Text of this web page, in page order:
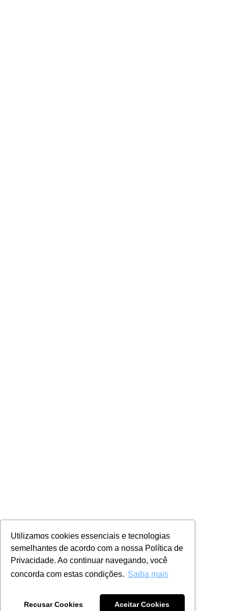
Utilizamos cookies essenciais e tecnologias
semelhantes de acordo com a nossa Política de
Privacidade. Ao continuar navegando, você
concorda com estas condições. Saiba mais
Recusar Cookies Aceitar Cookies